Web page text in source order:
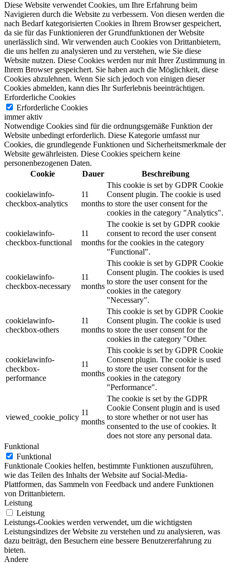
Diese Website verwendet Cookies, um Ihre Erfahrung beim
Navigieren durch die Website zu verbessern. Von diesen werden die
nach Bedarf kategorisierten Cookies in Ihrem Browser gespeichert,
da sie für das Funktionieren der Grundfunktionen der Website
unerlässlich sind. Wir verwenden auch Cookies von Drittanbietern,
die uns helfen zu analysieren und zu verstehen, wie Sie diese
Website nutzen. Diese Cookies werden nur mit Ihrer Zustimmung in
Ihrem Browser gespeichert. Sie haben auch die Möglichkeit, diese
Cookies abzulehnen. Wenn Sie sich jedoch von einigen dieser
Cookies abmelden, kann dies Ihr Surferlebnis beeinträchtigen.
Erforderliche Cookies
Erforderliche Cookies
immer aktiv
Notwendige Cookies sind für die ordnungsgemäße Funktion der
Website unbedingt erforderlich. Diese Kategorie umfasst nur
Cookies, die grundlegende Funktionen und Sicherheitsmerkmale der
Website gewährleisten. Diese Cookies speichern keine
personenbezogenen Daten.
Cookie
Dauer Beschreibung
cookielawinfo-
checkbox-analytics
11
months
This cookie is set by GDPR Cookie
Consent plugin. The cookie is used
to store the user consent for the
cookies in the category "Analytics".
cookielawinfo-
checkbox-functional
11
months
The cookie is set by GDPR cookie
consent to record the user consent
for the cookies in the category
"Functional".
cookielawinfo-
checkbox-necessary
11
months
This cookie is set by GDPR Cookie
Consent plugin. The cookies is used
to store the user consent for the
cookies in the category
"Necessary".
cookielawinfo-
checkbox-others
11
months
This cookie is set by GDPR Cookie
Consent plugin. The cookie is used
to store the user consent for the
cookies in the category "Other.
cookielawinfo-
checkbox-
performance
11
months
This cookie is set by GDPR Cookie
Consent plugin. The cookie is used
to store the user consent for the
cookies in the category
"Performance".
viewed_cookie_policy
11
months
The cookie is set by the GDPR
Cookie Consent plugin and is used
to store whether or not user has
consented to the use of cookies. It
does not store any personal data.
Funktional
Funktional
Funktionale Cookies helfen, bestimmte Funktionen auszuführen,
wie das Teilen des Inhalts der Website auf Social-Media-
Plattformen, das Sammeln von Feedback und andere Funktionen
von Drittanbietern.
Leistung
Leistung
Leistungs-Cookies werden verwendet, um die wichtigsten
Leistungsindizes der Website zu verstehen und zu analysieren, was
dazu beiträgt, den Besuchern eine bessere Benutzererfahrung zu
bieten.
Andere